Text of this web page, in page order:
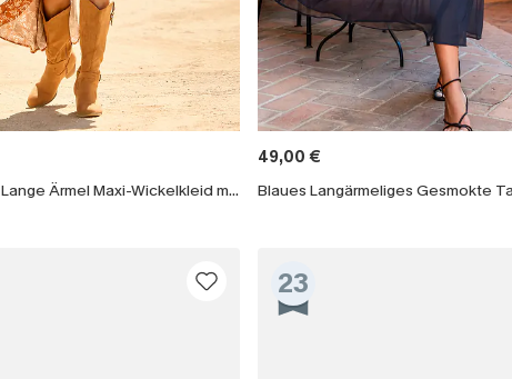
Boho Orange Lange Ärmel Maxi-Wickelkleid mit Blumenmuster
49,00 €
23